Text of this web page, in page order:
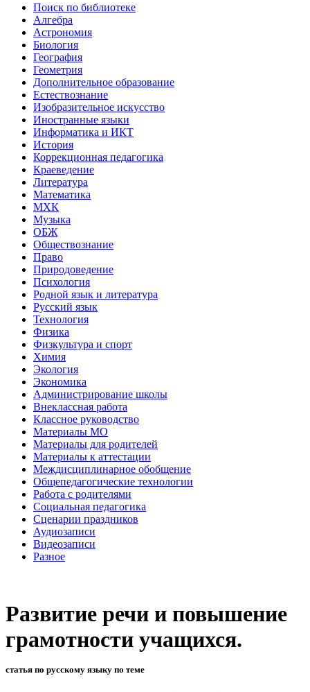
Поиск по библиотеке
Алгебра
Астрономия
Биология
География
Геометрия
Дополнительное образование
Естествознание
Изобразительное искусство
Иностранные языки
Информатика и ИКТ
История
Коррекционная педагогика
Краеведение
Литература
Математика
МХК
Музыка
ОБЖ
Обществознание
Право
Природоведение
Психология
Родной язык и литература
Русский язык
Технология
Физика
Физкультура и спорт
Химия
Экология
Экономика
Администрирование школы
Внеклассная работа
Классное руководство
Материалы МО
Материалы для родителей
Материалы к аттестации
Междисциплинарное обобщение
Общепедагогические технологии
Работа с родителями
Социальная педагогика
Сценарии праздников
Аудиозаписи
Видеозаписи
Разное
Развитие речи и повышение
грамотности учащихся.
статья по русскому языку по теме